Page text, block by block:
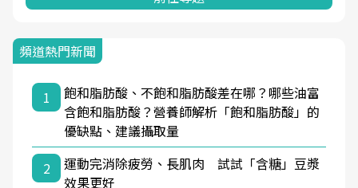
頻道熱門新聞
1
飽和脂肪酸、不飽和脂肪酸差在哪？哪些油富
含飽和脂肪酸？營養師解析「飽和脂肪酸」的
優缺點、建議攝取量
2
運動完消除疲勞、長肌肉 試試「含糖」豆漿
效果更好